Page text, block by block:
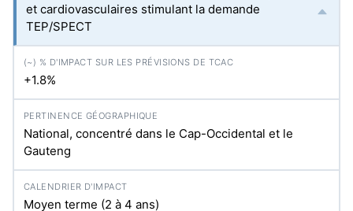
et cardiovasculaires stimulant la demande
TEP/SPECT
+1.8%
National, concentré dans le Cap-Occidental et le
Gauteng
Moyen terme (2 à 4 ans)